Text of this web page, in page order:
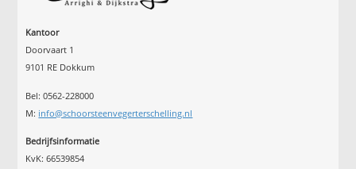
Kantoor
Doorvaart 1
9101 RE Dokkum
Bel: 0562-228000
M: info@schoorsteenvegerterschelling.nl
Bedrijfsinformatie
KvK: 66539854